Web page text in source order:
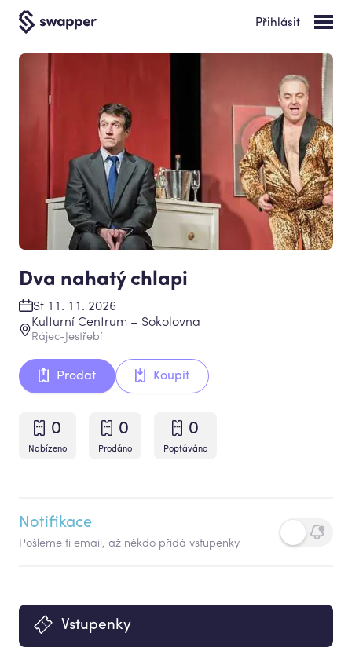
Přihlásit
Dva nahatý chlapi
St 11. 11. 2026
Kulturní Centrum – Sokolovna
Rájec-Jestřebí
Prodat Koupit
0
Nabízeno
0
Prodáno
0
Poptáváno
Notifikace
Pošleme ti email, až někdo přidá vstupenky
Vstupenky